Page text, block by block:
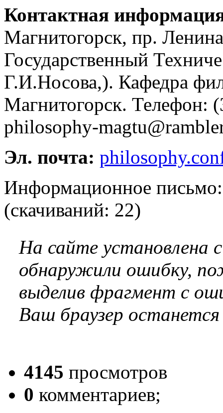
Контактная
Магнитогорск, пр.
Государственный
Г.И.Носова,). Кафедра
Магнитогорск. Телефон:
philosophy-
Эл. почта:
Информационное
(cкачиваний: 22)
На сайте установлена
обнаружили ошибку,
выделив фрагмент с
Ваш браузер
4145 просмотров
0 комментариев;